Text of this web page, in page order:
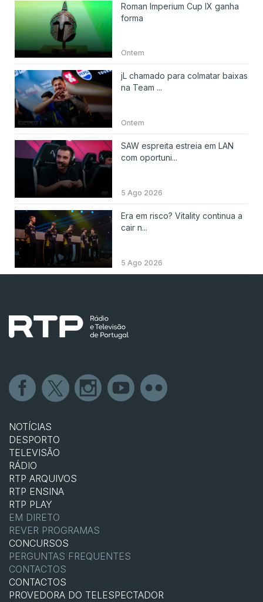
Roman Imperium Cup IX ganha
forma
Ontem
jL chamado para colmatar baixas
na Team ...
Ontem
SAW espreita estreia em LAN
com oportuni...
5 Ago 2026
Era em risco? Vitality continua a
cair n...
5 Ago 2026
NOTÍCIAS
DESPORTO
TELEVISÃO
RÁDIO
RTP ARQUIVOS
RTP ENSINA
RTP PLAY
EM DIRETO
REVER PROGRAMAS
CONCURSOS
PERGUNTAS FREQUENTES
CONTACTOS
CONTACTOS
PROVEDORA DO TELESPECTADOR